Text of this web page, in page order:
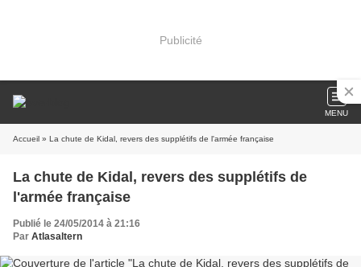
Publicité
MENU
Accueil » La chute de Kidal, revers des supplétifs de l'armée française
La chute de Kidal, revers des supplétifs de
l'armée française
Publié le 24/05/2014 à 21:16
Par Atlasaltern